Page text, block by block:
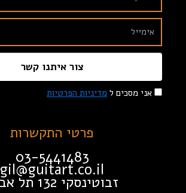
אני מסכים ל מדיניות הפרטיות
צור איתנו קשר
פרטי התקשרות
03-5441483
gil@guitart.co.il
זבוטינסקי 132 תל אביב